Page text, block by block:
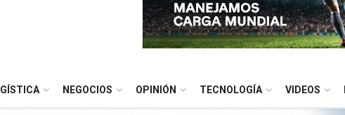
NEGOCIOS OPINIÓN TECNOLOGÍA VIDEOS